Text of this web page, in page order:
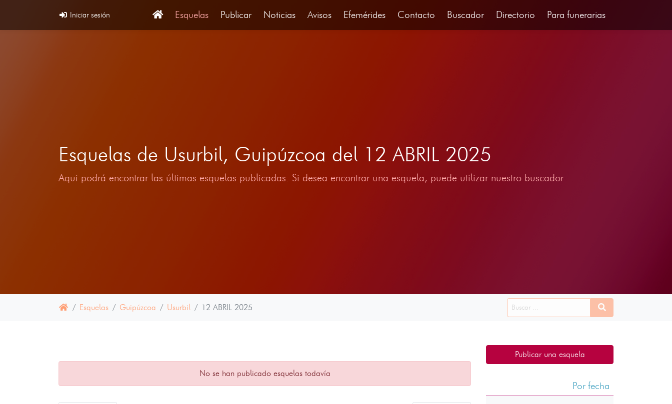
Iniciar sesión Esquelas Publicar Noticias Avisos Efemérides Contacto Buscador Directorio Para funerarias
Esquelas de Usurbil, Guipúzcoa del 12 ABRIL 2025
Aqui podrá encontrar las últimas esquelas publicadas. Si desea encontrar una esquela, puede utilizar nuestro buscador
Esquelas Guipúzcoa Usurbil 12 ABRIL 2025
No se han publicado esquelas todavía
Publicar una esquela
Por fecha